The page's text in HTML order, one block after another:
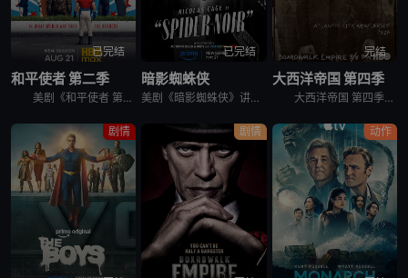
已完结
和平使者 第二季
美剧《和平使者 第二季》英文名为：Peacemaker Season 2。和平使者的正义联盟面试似乎不太顺利，同时他和朋友们面对着天眼局的威胁，必须比以往更加团结。
已完结
暗影蜘蛛侠
美剧《暗影蜘蛛侠》讲述了，私家侦探本·莱利接下了几个看似简单的案子…结果却被黑帮、怪物和一个神秘的蛇蝎美人卷入一张阴谋之网，使他不得不再度面对自己曾经的身份：纽约唯一的超级英雄&quot;蜘蛛&quo
完结
大西洋帝国 第四季
大西洋帝国 第四季英文名为Boardwalk Empire Season 4，在第三季播出三集后，《大西洋帝国 Boardwalk Empire》得到了HBO台新季即第四季的预订。 &nbsp;
剧情 剧情 动作